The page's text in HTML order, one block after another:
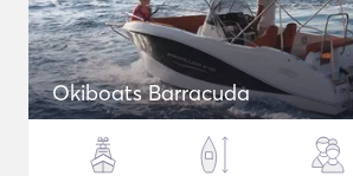
Okiboats Barracuda